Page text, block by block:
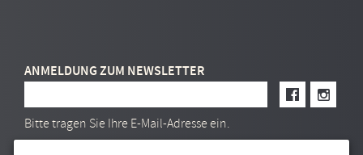
ANMELDUNG ZUM NEWSLETTER
Bitte tragen Sie Ihre E-Mail-Adresse ein.